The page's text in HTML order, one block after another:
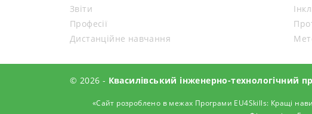
Звіти
Професії
Дистанційне навчання
© 2026 - Квасилівський інженерно-технологічний
«Сайт розроблено в межах Програми EU4Skills: Кращі